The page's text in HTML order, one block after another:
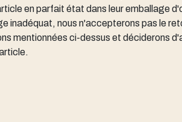
en parfait état dans leur emballage
inadéquat, nous n'accepterons pas le
mentionnées ci-dessus et déciderons